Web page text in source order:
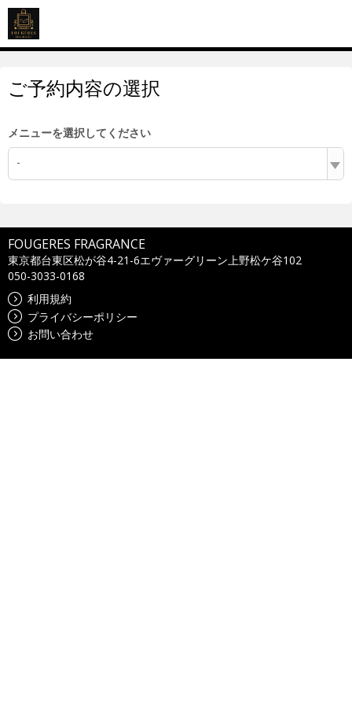
ご予約内容の選択
メニューを選択してください
-
FOUGERES FRAGRANCE
東京都台東区松が谷4-21-6エヴァーグリーン上野松ケ谷102
050-3033-0168
利用規約
プライバシーポリシー
お問い合わせ